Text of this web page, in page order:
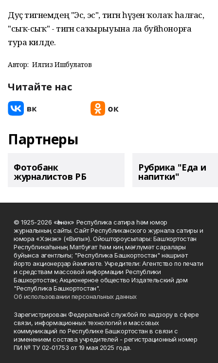
Дуҫ тигәнемдең "Эс, эс", тигән һүҙенә ҡолаҡ һалғас,
"сыҡ-сыҡ" - тигән саҡырыуына ла буйһонорға
тура килде.
Автор: Илгиз Ишбулатов
Читайте нас
Партнеры
Фотобанк
журналистов РБ
Рубрика "Еда и
напитки"
© 1925-2026 «Һәнәк» Республика сатира һәм юмор
журналының сайты. Сайт Республиканского журнала сатиры и
юмора «Хэнэк» («Вилы»). Ойоштороусылары: Башҡортостан
Республикаһының Матбуғат һәм киң мәғлүмәт саралары
буйынса агентлығы; "Республика Башкортостан" нәшриәт
йорто акционерҙар йәмғиәте. Учредители: Агентство по печати
и средствам массовой информации Республики
Башкортостан; Акционерное общество Издательский дом
"Республика Башкортостан".
Об использовании персональных данных
Зарегистрирован Федеральной службой по надзору в сфере
связи, информационных технологий и массовых
коммуникаций по Республике Башкортостан в связи с
изменением состава учредителей - регистрационный номер
ПИ № ТУ 02-01753 от 19 мая 2025 года.